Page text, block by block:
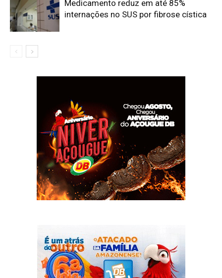
Medicamento reduz em até 85%
internações no SUS por fibrose cística